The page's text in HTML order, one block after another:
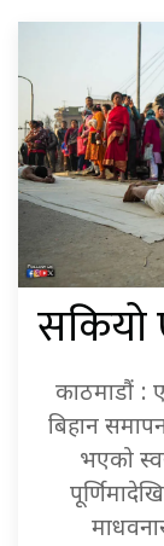
सकियो
काठमाडौं :
बिहान
भएको